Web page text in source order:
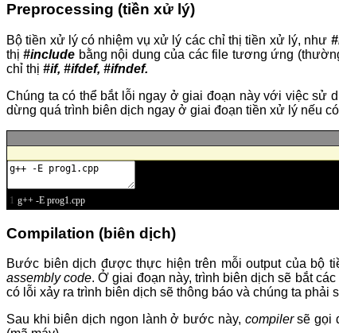
Preprocessing (tiền xử lý)
Bộ tiền xử lý có nhiệm vụ xử lý các chỉ thị tiền xử lý, như
thị#include bằng nội dung của các file tương ứng
chỉ thị #if, #ifdef, #ifndef.
Chúng ta có thể bắt lỗi ngay ở giai đoạn này với việc sử
dừng quá trình biên dịch ngay ở giai đoạn tiền xử lý nếu
1 g++ -E prog1.cpp
Compilation (biên dịch)
Bước biên dịch được thực hiện trên mỗi output của bộ
assembly code. Ở giai đoạn này, trình biên dịch sẽ bắt
có lỗi xảy ra trình biên dịch sẽ thông báo và chúng ta
Sau khi biên dịch ngon lành ở bước này, compilersẽ gọi